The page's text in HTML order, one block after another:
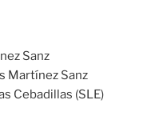
Sanz
Martínez Sanz
Cebadillas (SLE)